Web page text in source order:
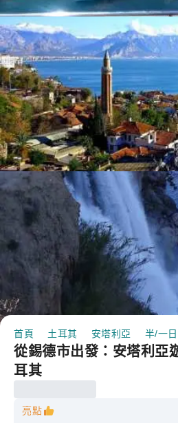
首頁 土耳其 安塔利亞 半/一
從錫德市出發：安塔利亞
耳其
亮點